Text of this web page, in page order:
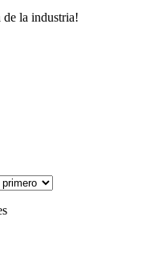
de la industria!